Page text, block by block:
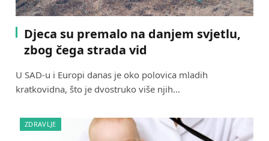
Djeca su premalo na danjem svjetlu,
zbog čega strada vid
U SAD-u i Europi danas je oko polovica mladih
kratkovidna, što je dvostruko više njih…
ZDRAVLJE